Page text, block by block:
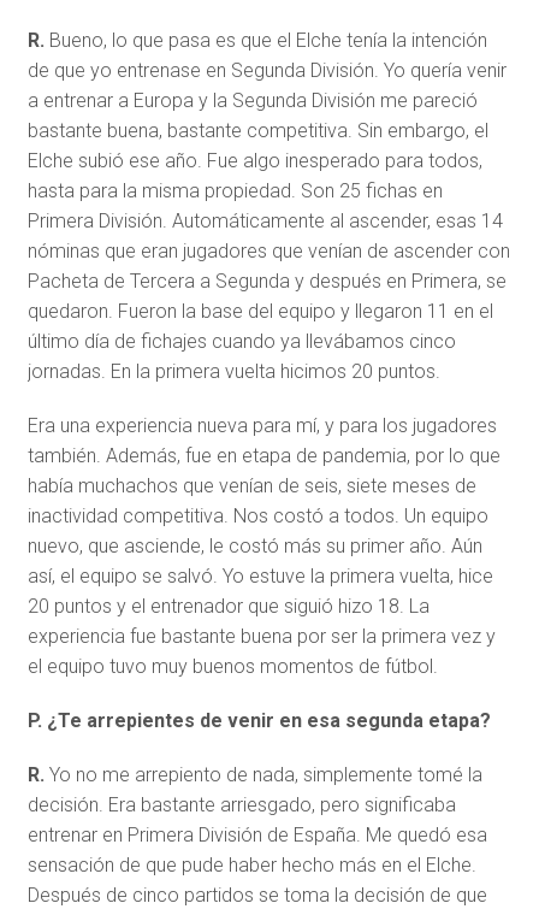
R. Bueno, lo que pasa es que el Elche tenía la intención
de que yo entrenase en Segunda División. Yo quería venir
a entrenar a Europa y la Segunda División me pareció
bastante buena, bastante competitiva. Sin embargo, el
Elche subió ese año. Fue algo inesperado para todos,
hasta para la misma propiedad. Son 25 fichas en
Primera División. Automáticamente al ascender, esas 14
nóminas que eran jugadores que venían de ascender con
Pacheta de Tercera a Segunda y después en Primera, se
quedaron. Fueron la base del equipo y llegaron 11 en el
último día de fichajes cuando ya llevábamos cinco
jornadas. En la primera vuelta hicimos 20 puntos.
Era una experiencia nueva para mí, y para los jugadores
también. Además, fue en etapa de pandemia, por lo que
había muchachos que venían de seis, siete meses de
inactividad competitiva. Nos costó a todos. Un equipo
nuevo, que asciende, le costó más su primer año. Aún
así, el equipo se salvó. Yo estuve la primera vuelta, hice
20 puntos y el entrenador que siguió hizo 18. La
experiencia fue bastante buena por ser la primera vez y
el equipo tuvo muy buenos momentos de fútbol.
P. ¿Te arrepientes de venir en esa segunda etapa?
R. Yo no me arrepiento de nada, simplemente tomé la
decisión. Era bastante arriesgado, pero significaba
entrenar en Primera División de España. Me quedó esa
sensación de que pude haber hecho más en el Elche.
Después de cinco partidos se toma la decisión de que